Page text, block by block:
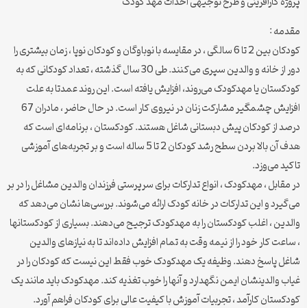
مقدمه :
کودکان بین 2 تا 6 سالگی ، در مقایسه با نوباوگان و کودکان نوپا ، زمان بیشتری را
دور از خانه و والدین سپری می‌کنند. طی 30 سال گذشته ، تعداد کودکانی که به
کودکستان یا مهدکودک می‌روند، افزایش یافته است. این روند عمدتا به علت
افزایش چشمگیر مشارکت زنان در نیروی کار است. در حال حاضر ، مادران 67
درصد از کودکان پیش دبستانی شاغل هستند. کودکستان ، برنامه‌ای است که
هدف آن بالا بردن سطح رشد کودکان 2 تا 5 ساله است و بر تجربه‌های آموزشی
تاکید می‌وزد.
در مقابل ، مهدکودک ، انواع تدارکات برای سرپرستی فرزندان والدین مشاغل را در بر
می‌گیرد و این تدارکات در خانه کودک ارائه می‌شوند. بررسی‌ها نشان می‌دهد که
والدین ، اغلب کودکستان را به مهدکودک ترجیح می‌دهند. بسیاری از کودکستانها
، ساعت کار خود را از نیمه وقت به تمام افزایش داده‌اند تا به نیازهای والدین
شاغل پاسخ دهند. وظیفه یک مهدکودک خوب فقط این نیست که کودکان را در
غیاب والدینشان ایمن نگهدارد و آنها را خوب تغذیه کند. مهدکودک باید مانند یک
کودکستان کارآمد ، تجربیات آموزش با کیفیت عالی برای کودکان فراهم آورد.